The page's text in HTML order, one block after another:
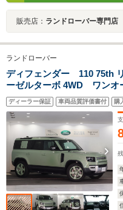
販売店： ランドローバー専門
ランドローバー
ディフェンダー 110 75th
ーゼルターボ 4WD ワン
スペンション Meridianサ
デバイスチャージング 20
ラー&ヒーター フロントセ
ディーラー保証 車両品質評価書付 購